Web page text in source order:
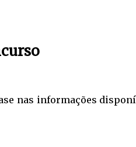
nas informações